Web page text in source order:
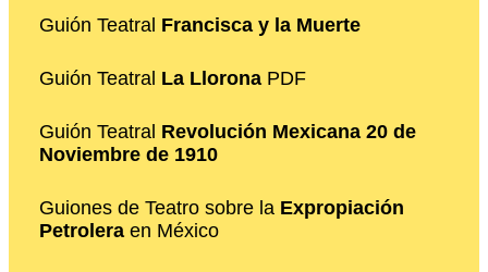
Guión Teatral Francisca y la Muerte
Guión Teatral La Llorona PDF
Guión Teatral Revolución Mexicana 20 de
Noviembre de 1910
Guiones de Teatro sobre la Expropiación
Petrolera en México